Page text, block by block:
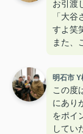
お引渡
「大
すよ笑
また、
明石市 Y
この度
にあり
をポイ
してい